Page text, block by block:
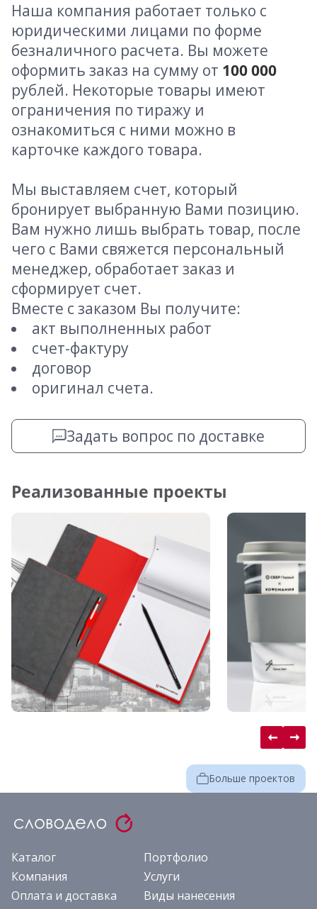
Наша компания работает только с
юридическими лицами по форме
безналичного расчета. Вы можете
оформить заказ на сумму от 100 000
рублей. Некоторые товары имеют
ограничения по тиражу и
ознакомиться с ними можно в
карточке каждого товара.
Мы выставляем счет, который
бронирует выбранную Вами позицию.
Вам нужно лишь выбрать товар, после
чего с Вами свяжется персональный
менеджер, обработает заказ и
сформирует счет.
Вместе с заказом Вы получите:
акт выполненных работ
счет-фактуру
договор
оригинал счета.
Задать вопрос по доставке
Реализованные проекты
Больше проектов
Каталог
Портфолио
Компания
Услуги
Оплата и доставка
Виды нанесения